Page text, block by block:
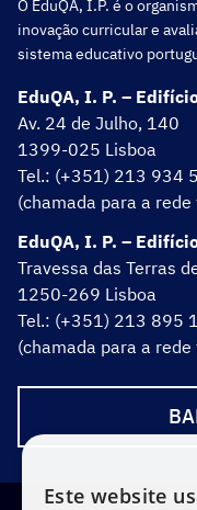
O EduQA, I.P. é o
inovação curricular e
sistema educativo
EduQA, I. P. –
Av. 24 de Julho, 140
1399-025 Lisboa
Tel.: (+351) 213 934
(chamada para a
EduQA, I. P. –
Travessa das Terras
1250-269 Lisboa
Tel.: (+351) 213 895
(chamada para a
Este website